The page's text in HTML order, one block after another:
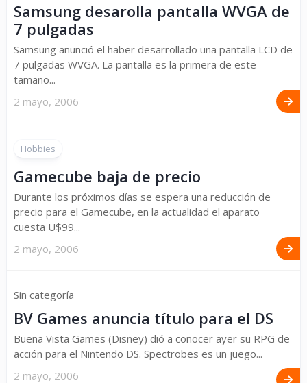
Samsung desarolla pantalla WVGA de
7 pulgadas
Samsung anunció el haber desarrollado una pantalla LCD de
7 pulgadas WVGA. La pantalla es la primera de este
tamaño...
2 mayo, 2006
Hobbies
Gamecube baja de precio
Durante los próximos días se espera una reducción de
precio para el Gamecube, en la actualidad el aparato
cuesta U$99...
2 mayo, 2006
Sin categoría
BV Games anuncia título para el DS
Buena Vista Games (Disney) dió a conocer ayer su RPG de
acción para el Nintendo DS. Spectrobes es un juego...
2 mayo, 2006